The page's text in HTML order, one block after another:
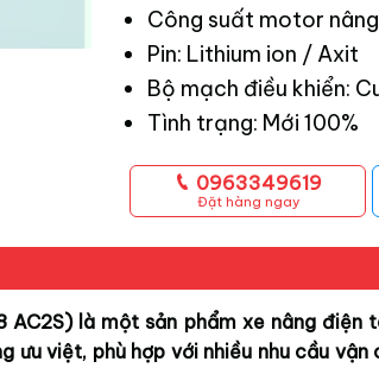
Công suất motor
Pin: Lithium ion / Axit
Bộ mạch điều khiển:
Tình trạng: Mới 100%
0963349619
Đặt hàng ngay
AC2S) là một sản phẩm xe nâng điện
ưu việt, phù hợp với nhiều nhu cầu